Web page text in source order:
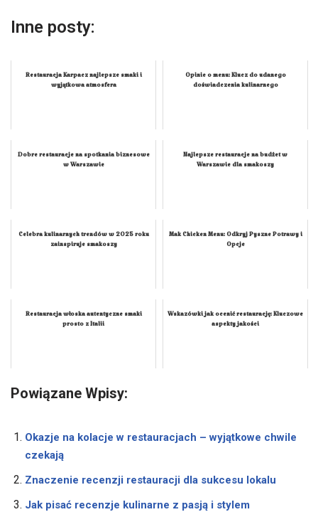
Inne posty:
Restauracja Karpacz najlepsze smaki i
wyjątkowa atmosfera
Opinie o menu: Klucz do udanego
doświadczenia kulinarnego
Dobre restauracje na spotkania biznesowe
w Warszawie
Najlepsze restauracje na budżet w
Warszawie dla smakoszy
Celebra kulinarnych trendów w 2025 roku
zainspiruje smakoszy
Mak Chicken Menu: Odkryj Pyszne Potrawy i
Opcje
Restauracja włoska autentyczne smaki
prosto z Italii
Wskazówki jak ocenić restaurację: Kluczowe
aspekty jakości
Powiązane Wpisy:
Okazje na kolacje w restauracjach – wyjątkowe chwile
czekają
Znaczenie recenzji restauracji dla sukcesu lokalu
Jak pisać recenzje kulinarne z pasją i stylem